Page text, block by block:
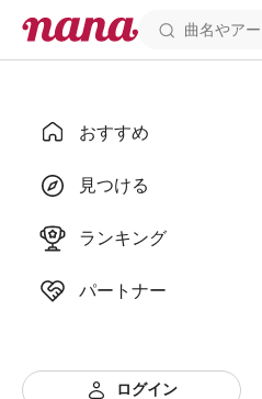
おすすめ
見つける
ランキング
パートナー
ログイン